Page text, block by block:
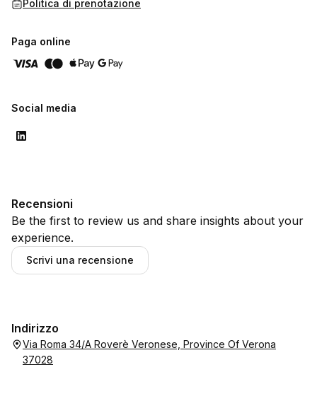
Politica di prenotazione
Paga online
Social media
Recensioni
Be the first to review us and share insights about your
experience.
Scrivi una recensione
Indirizzo
Via Roma 34/A Roverè Veronese, Province Of Verona
37028